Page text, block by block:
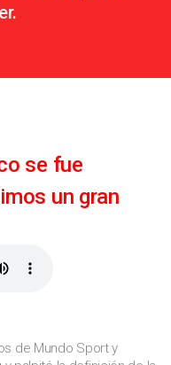
se fue
un gran
de Mundo Sport y